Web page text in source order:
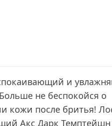
и
не беспокойся о
кожи после бритья!
Акс Дарк